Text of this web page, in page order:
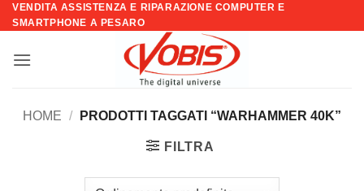
Salta
ai
VENDITA ASSISTENZA E RIPARAZIONE COMPUTER E
SMARTPHONE A PESARO
HOME / PRODOTTI TAGGATI “WARHAMMER 40K”
FILTRA